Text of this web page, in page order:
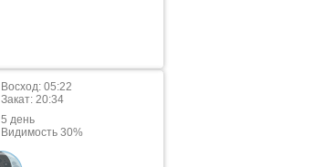
Восход: 05:22
Закат: 20:34
5 день
Видимость 30%